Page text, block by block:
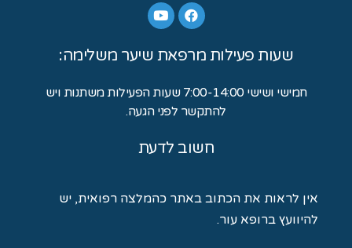
שעות פעילות מרפאת שיער משלימה:
חמישי ושישי 7:00-14:00 שעות הפעילות משתנות ויש
להתקשר לפני הגעה.
חשוב לדעת
אין לראות את הכתוב באתר כהמלצה רפואית, יש
להיוועץ ברופא עור.